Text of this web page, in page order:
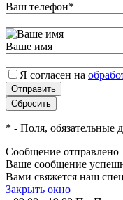
Ваш телефон*
Ваше имя
Я согласен на
* - Поля, обязательные
Сообщение отправлено
Ваше сообщение
Вами свяжется наш
Закрыть окно